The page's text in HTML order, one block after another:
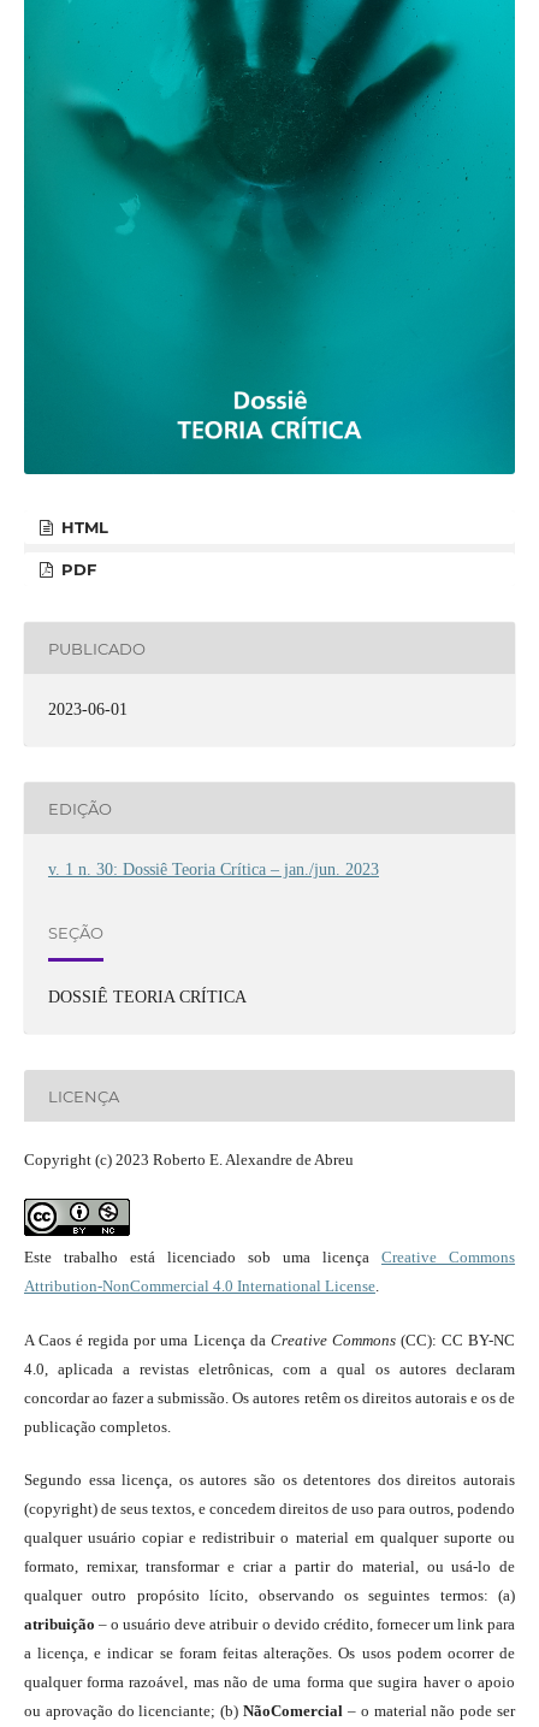
HTML
PDF
PUBLICADO
2023-06-01
EDIÇÃO
v. 1 n. 30: Dossiê Teoria Crítica – jan./jun. 2023
SEÇÃO
DOSSIÊ TEORIA CRÍTICA
LICENÇA
Copyright (c) 2023 Roberto E. Alexandre de Abreu
Este trabalho está licenciado sob uma licençaCreative Commons
Attribution-NonCommercial 4.0 International License.
A Caos é regida por uma Licença da Creative Commons(CC): CC BY-NC
4.0, aplicada a revistas eletrônicas, com a qual os autores declaram
concordar ao fazer a submissão. Os autores retêm os direitos autorais e os de
publicação completos.
Segundo essa licença, os autores são os detentores dos direitos autorais
(copyright) de seus textos, e concedem direitos de uso para outros, podendo
qualquer usuário copiar e redistribuir o material em qualquer suporte ou
formato, remixar, transformar e criar a partir do material, ou usá-lo de
qualquer outro propósito lícito, observando os seguintes termos: (a)
atribuição – o usuário deve atribuir o devido crédito, fornecer um link para
a licença, e indicar se foram feitas alterações. Os usos podem ocorrer de
qualquer forma razoável, mas não de uma forma que sugira haver o apoio
ou aprovação do licenciante; (b)NãoComercial – o material não pode ser